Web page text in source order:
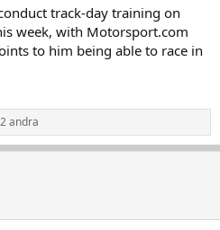
track-day training on
week, with Motorsport.com
to him being able to race in
andra